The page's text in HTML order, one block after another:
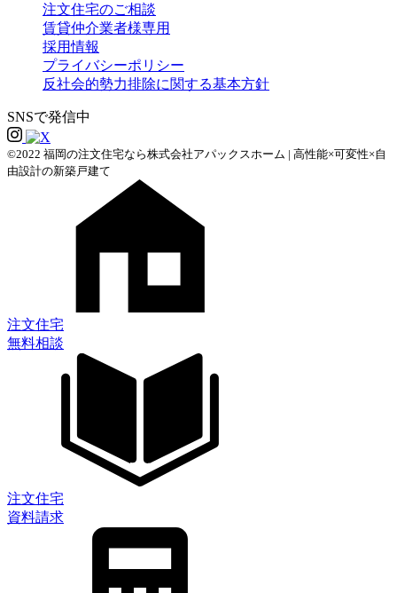
注文住宅のご相談
賃貸仲介業者様専用
採用情報
プライバシーポリシー
反社会的勢力排除に関する基本方針
SNSで発信中
©2022 福岡の注文住宅なら株式会社アパックスホーム | 高性能×可変性×自
由設計の新築戸建て
注文住宅
無料相談
注文住宅
資料請求